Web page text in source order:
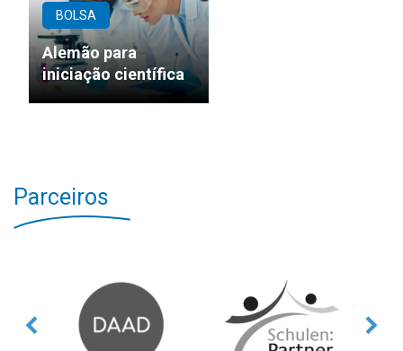
BOLSA
Alemão para
iniciação científica
Parceiros